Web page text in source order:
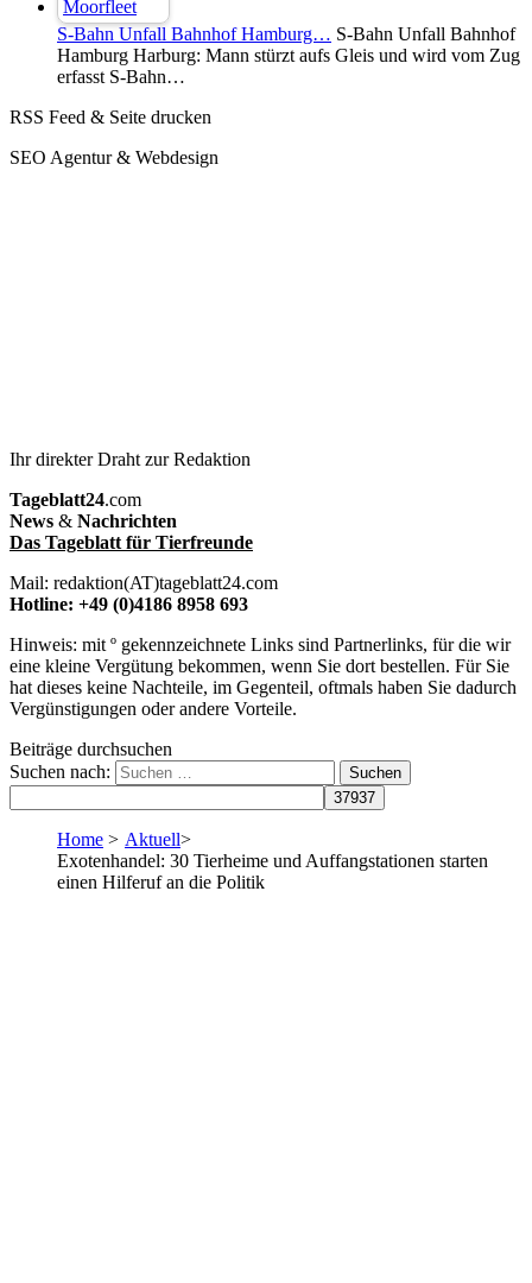
S-Bahn Unfall Bahnhof Hamburg… S-Bahn Unfall Bahnhof
Hamburg Harburg: Mann stürzt aufs Gleis und wird vom Zug
erfasst S-Bahn…
RSS Feed & Seite drucken
SEO Agentur & Webdesign
Ihr direkter Draht zur Redaktion
Tageblatt24.com
News & Nachrichten
Das Tageblatt für Tierfreunde
Mail: redaktion(AT)tageblatt24.com
Hotline: +49 (0)4186 8958 693
Hinweis: mit º gekennzeichnete Links sind Partnerlinks, für die wir
eine kleine Vergütung bekommen, wenn Sie dort bestellen. Für Sie
hat dieses keine Nachteile, im Gegenteil, oftmals haben Sie dadurch
Vergünstigungen oder andere Vorteile.
Beiträge durchsuchen
Suchen nach:
Home > Aktuell>
Exotenhandel: 30 Tierheime und Auffangstationen starten
einen Hilferuf an die Politik